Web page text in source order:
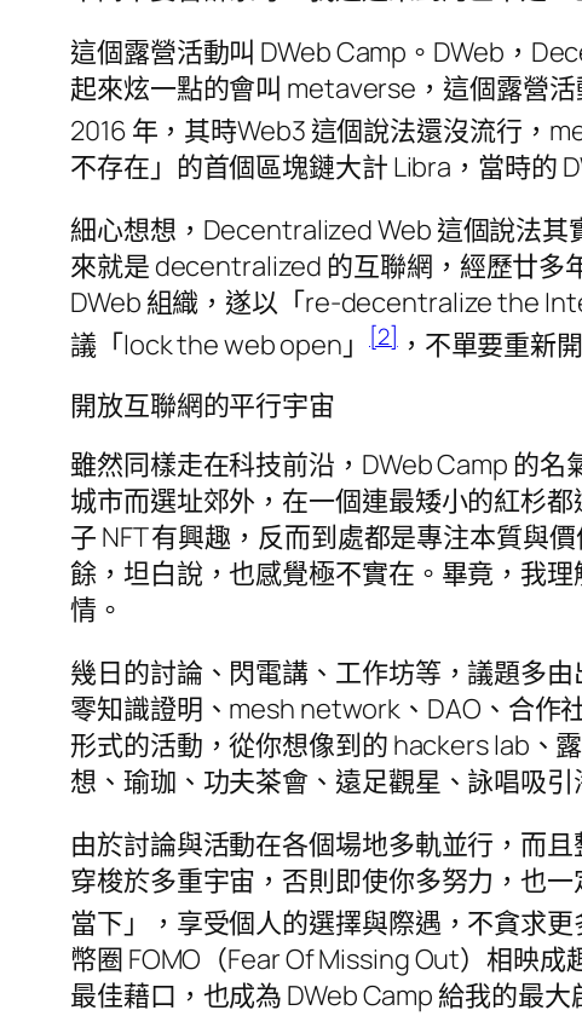
這個露營活動叫 DWeb Camp。DWeb，
起來炫一點的會叫 metaverse，這個露營
2016 年，其時Web3 這個說法還沒流行，
不存在」的首個區塊鏈大計 Libra，當時的
細心想想，Decentralized Web 這個說法
來就是 decentralized 的互聯網，經歷廿多
DWeb 組織，遂以「re-decentralize the
議「lock the web open」
[2]，不單要重新
開放互聯網的平行宇宙
雖然同樣走在科技前沿，DWeb Camp 的
城市而選址郊外，在一個連最矮小的紅杉
子 NFT 有興趣，反而到處都是專注本質與
餘，坦白說，也感覺極不實在。畢竟，我
情。
幾日的討論、閃電講、工作坊等，議題多
零知識證明、mesh network、DAO、合作
形式的活動，從你想像到的 hackers lab、
想、瑜珈、功夫茶會、遠足觀星、詠唱吸引
由於討論與活動在各個場地多軌並行，而
穿梭於多重宇宙，否則即使你多努力，也
當下」，享受個人的選擇與際遇，不貪求
幣圈 FOMO（Fear Of Missing Out）相映
最佳藉口，也成為 DWeb Camp 給我的最大